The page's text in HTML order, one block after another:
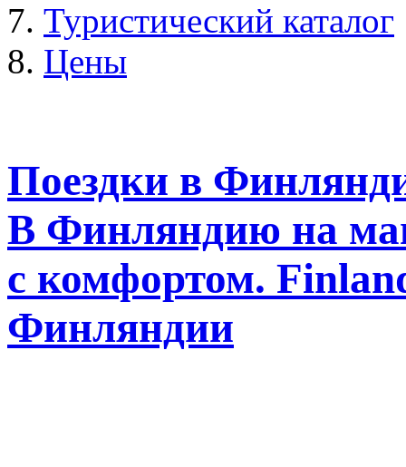
Туристический каталог
Цены
Поездки в
В Финляндию на
с комфортом.
Финляндии